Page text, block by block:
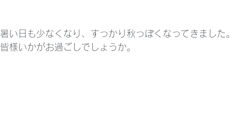
暑い日も少なくなり、すっかり秋っぽくなってきました。
皆様いかがお過ごしでしょうか。